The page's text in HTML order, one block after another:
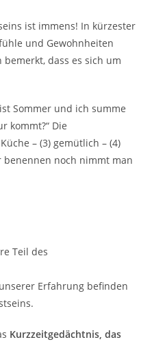
ist immens! In kürzester
und Gewohnheiten
bemerkt, dass es sich um
Sommer und ich summe
kommt?“ Die
– (3) gemütlich – (4)
benennen noch nimmt man
Teil des
Erfahrung befinden
Kurzzeitgedächtnis, das